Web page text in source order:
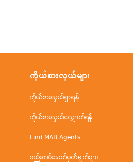
ကိုယ်စားလှယ်များ
ကိုယ်စားလှယ်ရှာရန်
ကိုယ်စားလှယ်လျှောက်ရန်
Find MAB Agents
စည်းကမ်းသတ်မှတ်ချက်များ